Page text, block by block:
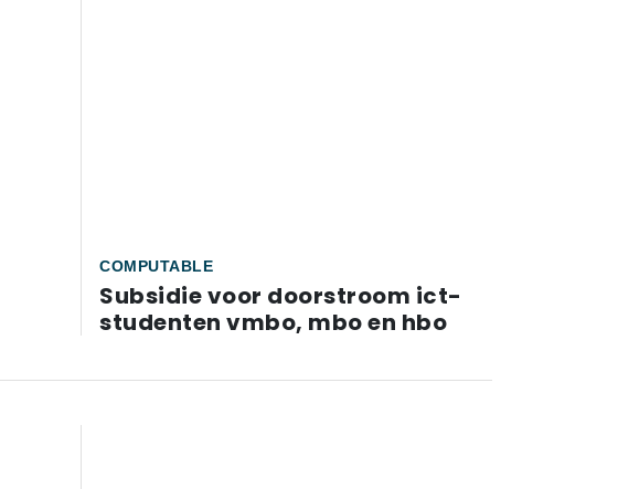
COMPUTABLE
Subsidie voor doorstroom ict-
studenten vmbo, mbo en hbo